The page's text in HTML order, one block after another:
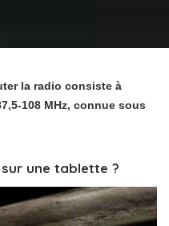
la radio consiste à
108 MHz, connue sous
une tablette ?